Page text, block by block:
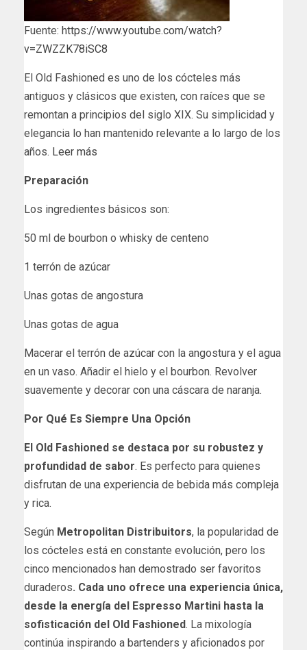
Fuente: https://www.youtube.com/watch?
v=ZWZZK78iSC8
El Old Fashioned es uno de los cócteles más
antiguos y clásicos que existen, con raíces que se
remontan a principios del siglo XIX. Su simplicidad y
elegancia lo han mantenido relevante a lo largo de los
años. Leer más
Preparación
Los ingredientes básicos son:
50 ml de bourbon o whisky de centeno
1 terrón de azúcar
Unas gotas de angostura
Unas gotas de agua
Macerar el terrón de azúcar con la angostura y el agua
en un vaso. Añadir el hielo y el bourbon. Revolver
suavemente y decorar con una cáscara de naranja.
Por Qué Es Siempre Una Opción
El Old Fashioned se destaca por su robustez y
profundidad de sabor. Es perfecto para quienes
disfrutan de una experiencia de bebida más compleja
y rica.
Según Metropolitan Distribuitors, la popularidad de
los cócteles está en constante evolución, pero los
cinco mencionados han demostrado ser favoritos
duraderos. Cada uno ofrece una experiencia única,
desde la energía del Espresso Martini hasta la
sofisticación del Old Fashioned. La mixología
continúa inspirando a bartenders y aficionados por